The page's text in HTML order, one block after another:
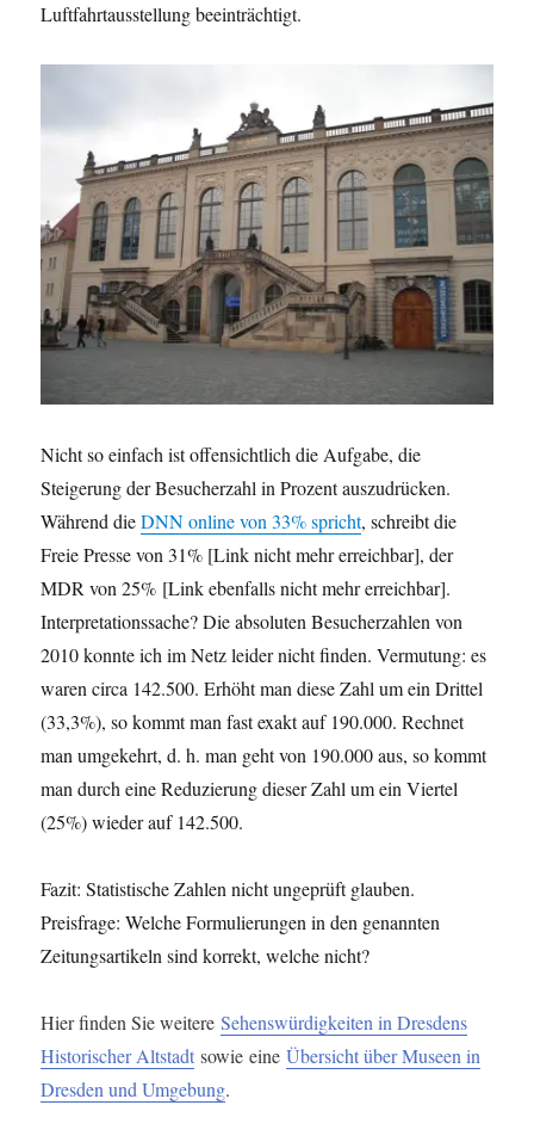
Luftfahrtausstellung beeinträchtigt.
Nicht so einfach ist offensichtlich die Aufgabe, die
Steigerung der Besucherzahl in Prozent auszudrücken.
Während dieDNN online von 33% spricht, schreibt die
Freie Presse von 31% [Link nicht mehr erreichbar], der
MDR von 25% [Link ebenfalls nicht mehr erreichbar].
Interpretationssache? Die absoluten Besucherzahlen von
2010 konnte ich im Netz leider nicht finden. Vermutung: es
waren circa 142.500. Erhöht man diese Zahl um ein Drittel
(33,3%), so kommt man fast exakt auf 190.000. Rechnet
man umgekehrt, d. h. man geht von 190.000 aus, so kommt
man durch eine Reduzierung dieser Zahl um ein Viertel
(25%) wieder auf 142.500.
Fazit: Statistische Zahlen nicht ungeprüft glauben.
Preisfrage: Welche Formulierungen in den genannten
Zeitungsartikeln sind korrekt, welche nicht?
Hier finden Sie weitereSehenswürdigkeiten in Dresdens
Historischer Altstadt sowie eineÜbersicht über Museen in
Dresden und Umgebung.